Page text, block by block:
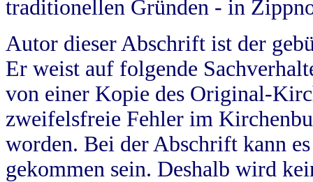
traditionellen Gründen - in
Autor dieser Abschrift ist der
Er weist auf folgende
von einer Kopie des Original-
zweifelsfreie Fehler im
worden. Bei der Abschrift kann
gekommen sein. Deshalb wird